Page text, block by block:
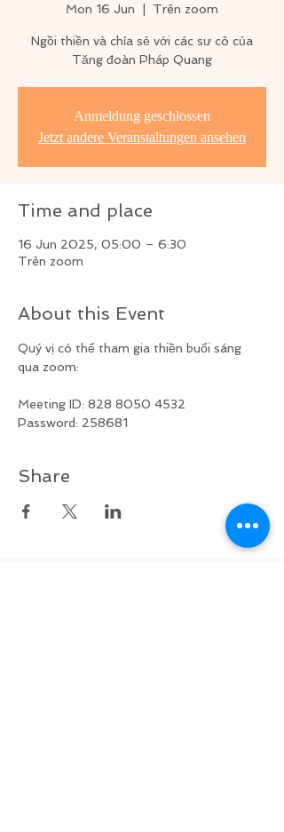
Mon 16 Jun Trên zoom
Ngồi thiền và chỉa sẻ với các sư cô của
Tăng đoàn Pháp Quang
Anmeldung geschlossen
Jetzt andere Veranstaltungen ansehen
Time and place
16 Jun 2025, 05:00 – 6:30
Trên zoom
About this Event
Quý vị có thể tham gia thiền buổi sáng
qua zoom:
Meeting ID: 828 8050 4532
Password: 258681
Share